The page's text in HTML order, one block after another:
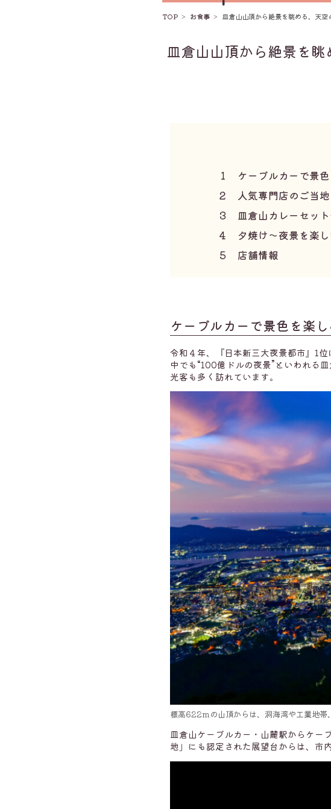
TOP お食事 皿倉山山頂から絶景を眺める、天空
皿倉山山頂から絶景を
1
ケーブルカーで景
2
人気専門店のご当
3
皿倉山カレーセッ
4
夕焼け～夜景を楽
5
店舗情報
ケーブルカーで景色を楽
令和４年、『日本新三大夜景都市』1位
中でも“100億ドルの夜景”といわれる
光客も多く訪れています。
標高622mの山頂からは、洞海湾や工業地帯
皿倉山ケーブルカー・山麓駅からケー
地」にも認定された展望台からは、市